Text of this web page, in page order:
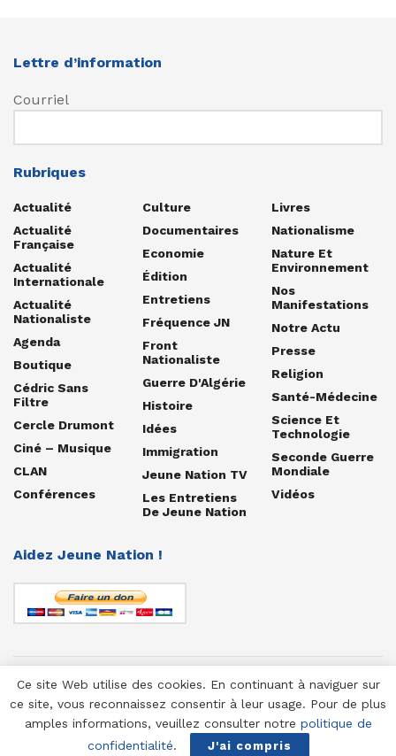
Lettre d’information
Courriel
Rubriques
Actualité
Actualité
Française
Actualité
Internationale
Actualité
Nationaliste
Agenda
Boutique
Cédric Sans
Filtre
Cercle Drumont
Ciné – Musique
CLAN
Conférences
Culture
Documentaires
Economie
Édition
Entretiens
Fréquence JN
Front
Nationaliste
Guerre D'Algérie
Histoire
Idées
Immigration
Jeune Nation TV
Les Entretiens
De Jeune Nation
Livres
Nationalisme
Nature Et
Environnement
Nos
Manifestations
Notre Actu
Presse
Religion
Santé-Médecine
Science Et
Technologie
Seconde Guerre
Mondiale
Vidéos
Aidez Jeune Nation !
© 1958-2025 Jeune Nation
Ce site Web utilise des cookies. En continuant à naviguer sur
ce site, vous reconnaissez consentir à leur usage. Pour de plus
amples informations, veuillez consulter notre politique de
confidentialité. J'ai compris